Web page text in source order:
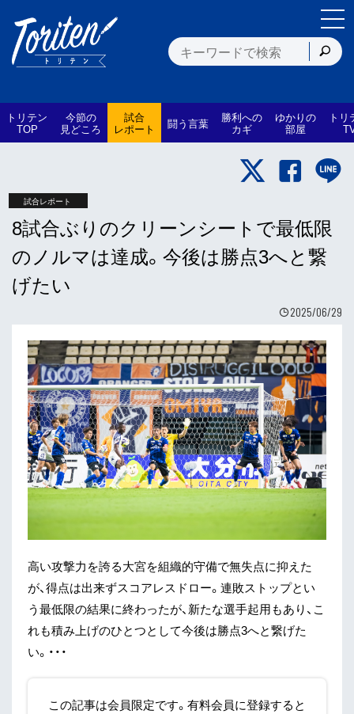
トリテン
TOP
今節の
見どころ
試合
レポート 闘う言葉 勝利への
カギ
ゆかりの
部屋
トリ
試合レポート
8試合ぶりのクリーンシートで最低限
のノルマは達成。今後は勝点3へと繋
げたい
2025/06/29
高い攻撃力を誇る大宮を組織的守備で無失点に抑えた
が、得点は出来ずスコアレスドロー。連敗ストップとい
う最低限の結果に終わったが、新たな選手起用もあり、こ
れも積み上げのひとつとして今後は勝点3へと繋げた
い。・・・
この記事は会員限定です。有料会員に登録すると